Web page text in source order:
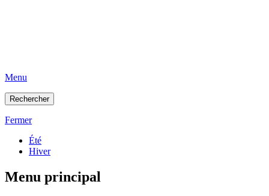
Menu
Rechercher
Fermer
Été
Hiver
Menu principal